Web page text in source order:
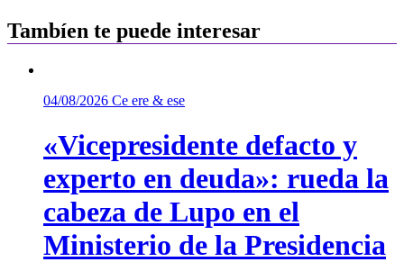
Tambíen te puede interesar
04/08/2026 Ce ere & ese
«Vicepresidente defacto y
experto en deuda»: rueda la
cabeza de Lupo en el
Ministerio de la Presidencia